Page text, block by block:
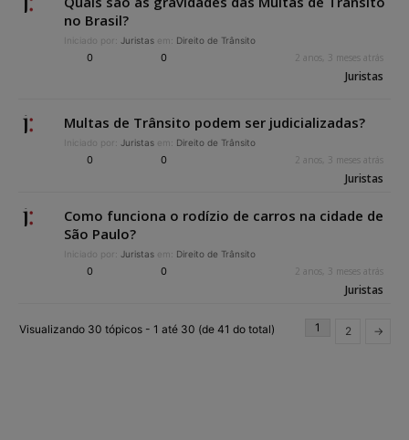
no Brasil?
Iniciado por: Juristas em: Direito de Trânsito
0 0 2 anos, 3 meses atrás
Juristas
Multas de Trânsito podem ser judicializadas?
Iniciado por: Juristas em: Direito de Trânsito
0 0 2 anos, 3 meses atrás
Juristas
Como funciona o rodízio de carros na cidade de
São Paulo?
Iniciado por: Juristas em: Direito de Trânsito
0 0 2 anos, 3 meses atrás
Juristas
Visualizando 30 tópicos - 1 até 30 (de 41 do total) 1 2 →